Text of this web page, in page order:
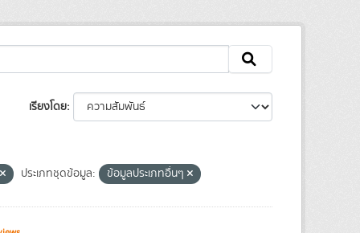
เรียงโดย
ประเภทชุดข้อมูล: ข้อมูลประเภทอื่นๆ